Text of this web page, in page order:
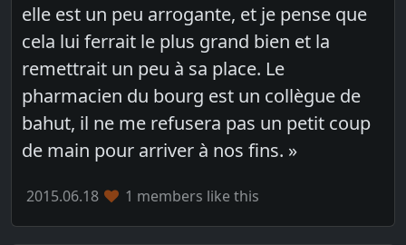
elle est un peu arrogante, et je pense que
cela lui ferrait le plus grand bien et la
remettrait un peu à sa place. Le
pharmacien du bourg est un collègue de
bahut, il ne me refusera pas un petit coup
de main pour arriver à nos fins. »
2015.06.18 1 members like this